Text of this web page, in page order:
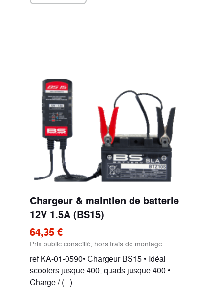
Chargeur & maintien de batterie
12V 1.5A (BS15)
64,35 €
Prix public conseillé, hors frais de montage
ref KA-01-0590• Chargeur BS15 • Idéal
scooters jusque 400, quads jusque 400 •
Charge / (...)